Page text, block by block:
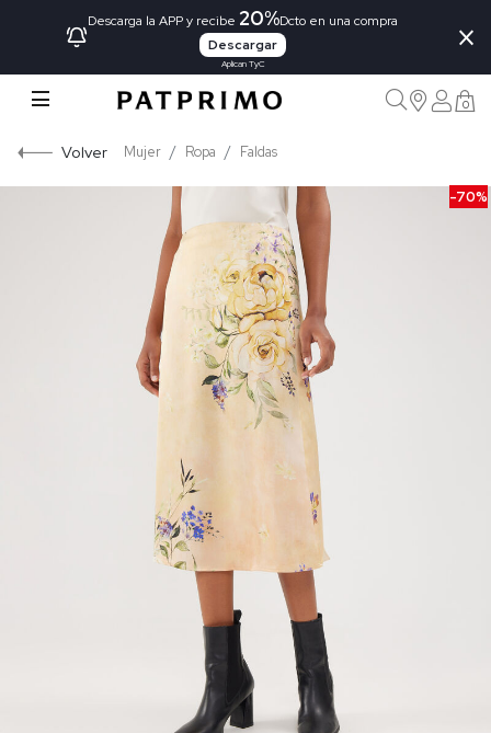
Descarga la APP y recibe 20%Dcto en una compra
Descargar
Aplican TyC
×
0
Volver Mujer Ropa Faldas
-70%